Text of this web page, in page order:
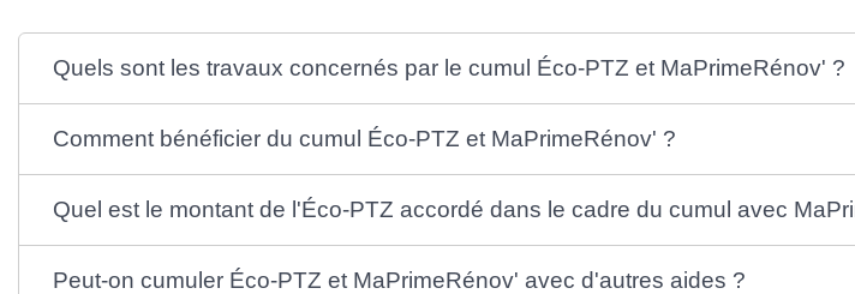
Quels sont les travaux concernés par le cumul Éco-PTZ et MaPrimeRénov' ?
Comment bénéficier du cumul Éco-PTZ et MaPrimeRénov' ?
Quel est le montant de l'Éco-PTZ accordé dans le cadre du cumul avec
Peut-on cumuler Éco-PTZ et MaPrimeRénov' avec d'autres aides ?